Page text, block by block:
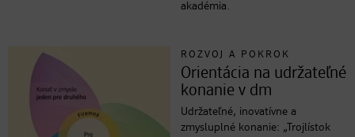
akadémia.
ROZVOJ A POKROK
Orientácia na udržateľné
konanie v dm
Udržateľné, inovatívne a
zmysluplné konanie: „Trojlístok